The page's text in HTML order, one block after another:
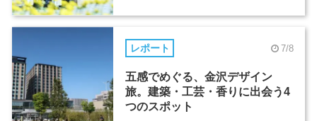
レポート 7/8
五感でめぐる、金沢デザイン
旅。建築・工芸・香りに出会う4
つのスポット